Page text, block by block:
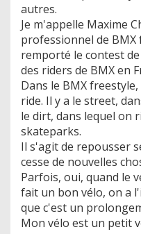
autres.
Je m'appelle Maxime
professionnel de BMX
remporté le contest
des riders de BMX en
Dans le BMX
ride. Il y a le street,
le dirt, dans lequel on
skateparks.
Il s'agit de repousser
cesse de nouvelles
Parfois, oui, quand le
fait un bon vélo, on a
que c'est un
Mon vélo est un petit